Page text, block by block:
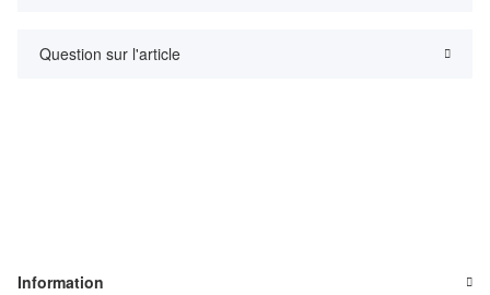
Question sur l'article
Information